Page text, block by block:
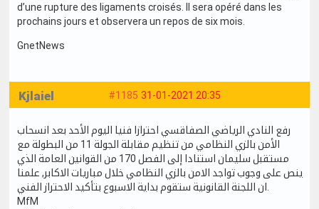
d’une rupture des ligaments croisés. Il sera opéré dans les
prochains jours et observera un repos de six mois.
GnetNews
#1185 31-01-2021 20:35
Kjlaiel
رفع النادي الرياضي الصفاقسي احترازا فنيا اليوم الأحد بعد انسحاب
الأمن بالزي النظامي من تنظيم مقابلة الجولة 11 من البطولة مع
مستقبل سليمان استنادا إلى الفصل 170 من القوانين العامة الذي
ينص على وجوب تواجد الامن بالزي النظامي خلال مباريات الاكابر, علمنا
ان اللجنة القانونية ستقوم بداية الاسبوع بتأكيد الاحتراز الفني.
MfM